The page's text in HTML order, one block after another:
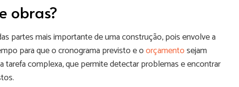
obras?
partes mais importante de uma construção, pois envolve a
para que o cronograma previsto e oorçamentosejam
tarefa complexa, que permite detectar problemas e encontrar